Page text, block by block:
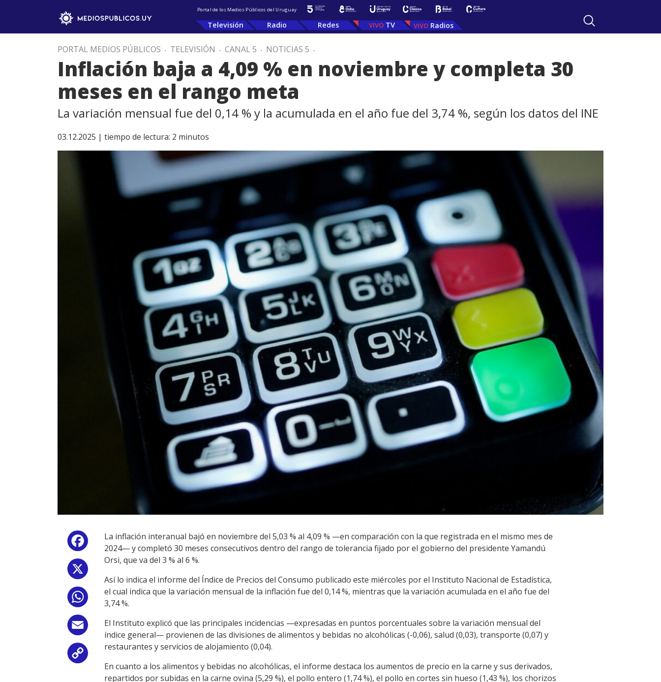
Portal de los Medios Públicos del Uruguay
Televisión Radio Redes TV Radios
PORTAL MEDIOS PÚBLICOS . TELEVISIÓN . CANAL 5 . NOTICIAS 5 .
Inflación baja a 4,09 % en noviembre y completa 30
meses en el rango meta
La variación mensual fue del 0,14 % y la acumulada en el año fue del 3,74 %, según los datos del INE
03.12.2025 | tiempo de lectura: 2 minutos
Facebook
WhatsApp
Email
Link
La inflación interanual bajó en noviembre del 5,03 % al 4,09 % —en comparación con la que registrada en el mismo mes de
2024— y completó 30 meses consecutivos dentro del rango de tolerancia fijado por el gobierno del presidente Yamandú
Orsi, que va del 3 % al 6 %.
Así lo indica el informe del Índice de Precios del Consumo publicado este miércoles por el Instituto Nacional de Estadística,
el cual indica que la variación mensual de la inflación fue del 0,14 %, mientras que la variación acumulada en el año fue del
3,74 %.
El Instituto explicó que las principales incidencias —expresadas en puntos porcentuales sobre la variación mensual del
índice general— provienen de las divisiones de alimentos y bebidas no alcohólicas (-0,06), salud (0,03), transporte (0,07) y
restaurantes y servicios de alojamiento (0,04).
En cuanto a los alimentos y bebidas no alcohólicas, el informe destaca los aumentos de precio en la carne y sus derivados,
repartidos por subidas en la carne ovina (5,29 %), el pollo entero (1,74 %), el pollo en cortes sin hueso (1,43 %), los chorizos